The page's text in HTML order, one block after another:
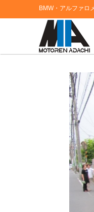
BMW・アルファ
HOME>お客様の声> シ